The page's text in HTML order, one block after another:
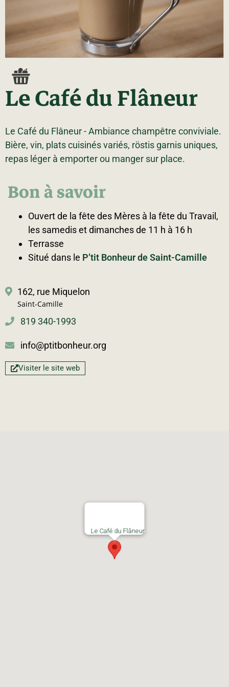
Bénévolat
Communauté d’affaires
Travailleurs autonomes
Coups de cœur
Itinéraires
Pédalez!
Le Café du Flâneur
Le Café du Flâneur - Ambiance champêtre conviviale.
Bière, vin, plats cuisinés variés, röstis garnis uniques,
repas léger à emporter ou manger sur place.
Bon à savoir
Ouvert de la fête des Mères à la fête du Travail,
les samedis et dimanches de 11 h à 16 h
Terrasse
Situé dans le P’tit Bonheur de Saint-Camille
162, rue Miquelon
Saint-Camille
819 340-1993
info@ptitbonheur.org
Visiter le site web
Le Café du Flâneur